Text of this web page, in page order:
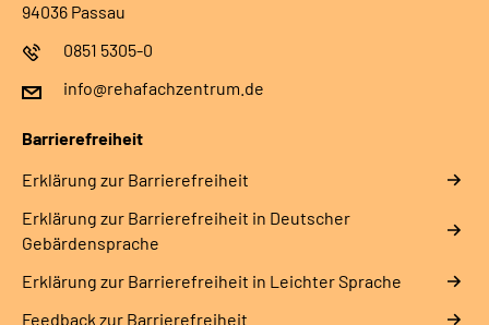
94036 Passau
0851 5305-0
info@rehafachzentrum.de
Barrierefreiheit
Erklärung zur Barrierefreiheit
Erklärung zur Barrierefreiheit in Deutscher
Gebärdensprache
Erklärung zur Barrierefreiheit in Leichter Sprache
Feedback zur Barrierefreiheit